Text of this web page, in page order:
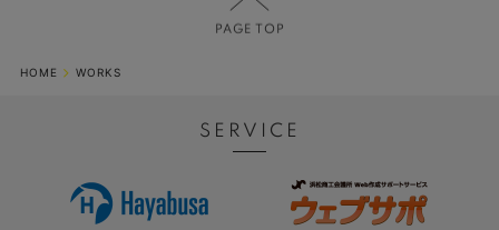
HOME WORKS
SERVICE